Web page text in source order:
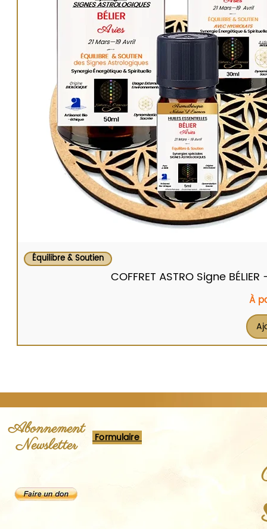
Équilibre & Soutien
COFFRET ASTRO Signe
À
Abonnement
Newsletter
Formulaire